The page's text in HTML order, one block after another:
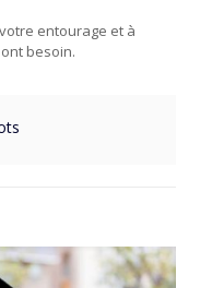
entourage et à
besoin.